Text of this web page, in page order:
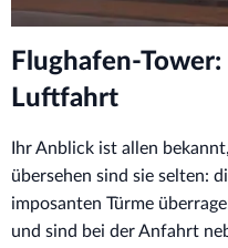
Flughafen-
Luftfahrt
Ihr Anblick ist allen
übersehen sind sie selten:
imposanten Türme
und sind bei der Anfahrt